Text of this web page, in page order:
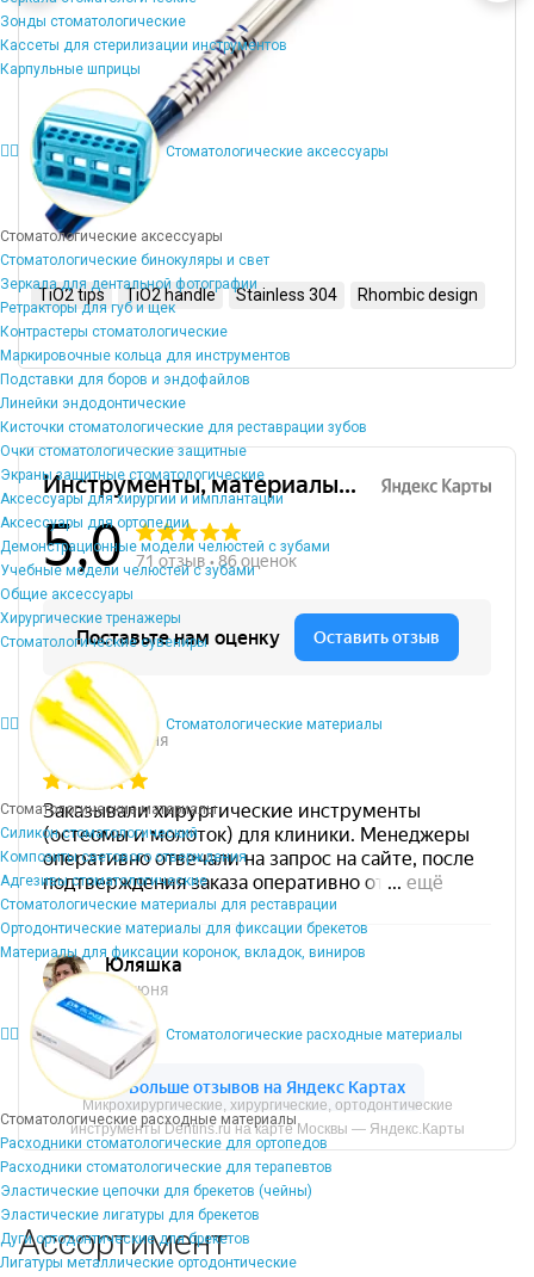
Зонды стоматологические
Кассеты для стерилизации инструментов
Карпульные шприцы
Стоматологические аксессуары
Стоматологические аксессуары
Стоматологические бинокуляры и свет
Зеркала для дентальной фотографии
Ретракторы для губ и щек
Контрастеры стоматологические
Маркировочные кольца для инструментов
Подставки для боров и эндофайлов
Линейки эндодонтические
Кисточки стоматологические для реставрации зубов
Очки стоматологические защитные
Экраны защитные стоматологические
Аксессуары для хирургии и имплантации
Аксессуары для ортопедии
Демонстрационные модели челюстей с зубами
Учебные модели челюстей с зубами
Общие аксессуары
Хирургические тренажеры
Стоматологические сувениры
Стоматологические материалы
Стоматологические материалы
Силикон стоматологический
Композиты светового отверждения
Адгезивы стоматологические
Стоматологические материалы для реставрации
Ортодонтические материалы для фиксации брекетов
Материалы для фиксации коронок, вкладок, виниров
Стоматологические расходные материалы
Стоматологические расходные материалы
Расходники стоматологические для ортопедов
Расходники стоматологические для терапевтов
Эластические цепочки для брекетов (чейны)
Эластические лигатуры для брекетов
Дуги ортодонтические для брекетов
Лигатуры металлические ортодонтические
TiO2 tips TiO2 handle Stainless 304 Rhombic design
Микрохирургические, хирургические, ортодонтические
инструменты Dentins.ru на карте Москвы — Яндекс.Карты
Ассортимент